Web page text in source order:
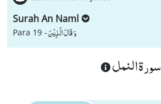
Surah An Naml
Para 19 -وَ قَالَ الَّذِیْنَ
سورة النمل